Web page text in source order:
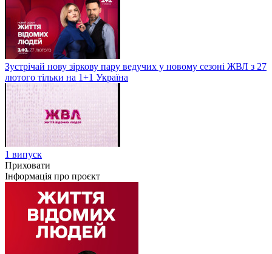
Зустрічай нову зіркову пару ведучих у новому сезоні ЖВЛ з 27
лютого тільки на 1+1 Україна
1 випуск
Приховати
Інформація про проєкт